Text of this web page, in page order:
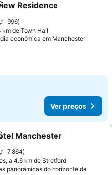
aos favoritos
Residence
996
km de Town Hall
econômica em Manchester
Ver preços
aos favoritos
Manchester
7.864
a 4.6 km de Stretford
panorâmicas do horizonte de